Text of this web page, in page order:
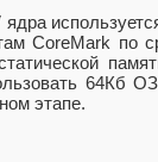
CoreMark по
64Кб
этапе.